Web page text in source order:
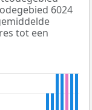
6024
tot een